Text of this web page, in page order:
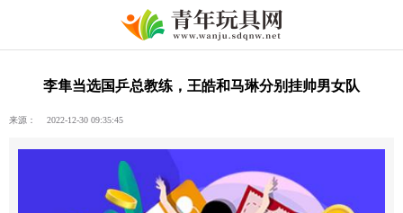
李隼当选国乒总教练，王皓和马琳分别挂帅男女队
来源： 2022-12-30 09:35:45